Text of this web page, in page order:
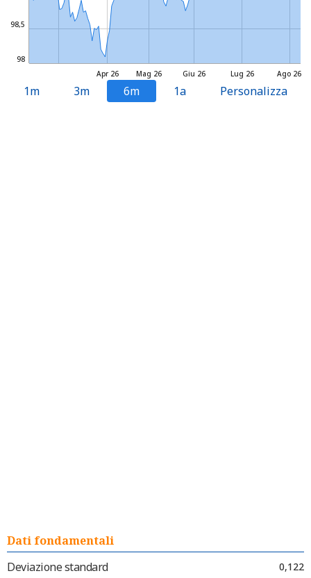
Mag 26 Lug 26
Apr 26 Giu 26 Ago 26
98
98,5
1m 3m 6m 1a Personalizza
Dati fondamentali
Deviazione standard
0,122